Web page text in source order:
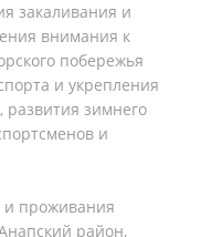
закаливания и
внимания к
побережья
и укрепления
развития зимнего
и
и проживания
район,